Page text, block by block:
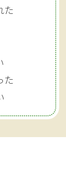
た
た